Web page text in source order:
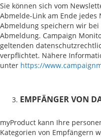
Sie können sich vom
Abmelde-Link am Ende
Abmeldung speichern wir
Abmeldung. Campaign
geltenden
verpflichtet. Nähere
unter https://
EMPFÄNGER VON
myProduct kann Ihre
Kategorien von Empfängern